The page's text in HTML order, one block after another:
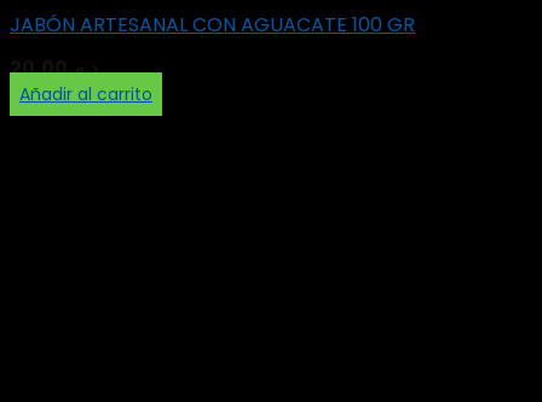
JABÓN ARTESANAL CON AGUACATE 100 GR
د.م.20,00
Añadir al carrito